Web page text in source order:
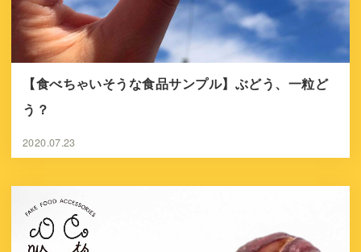
【食べちゃいそうな食品サンプル】ぶどう、一粒ど
う？
2020.07.23